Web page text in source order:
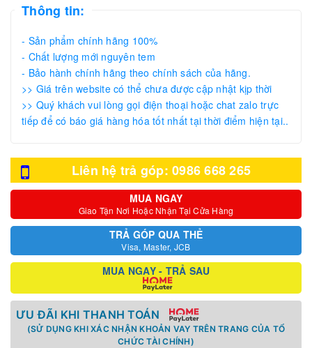
Thông tin:
- Sản phẩm chính hãng 100%
- Chất lượng mới nguyên tem
- Bảo hành chính hãng theo chính sách của hãng.
>> Giá trên website có thể chưa được cập nhật kịp thời
>> Quý khách vui lòng gọi điện thoại hoặc chat zalo trực
tiếp để có báo giá hàng hóa tốt nhất tại thời điểm hiện tại..
Liên hệ trả góp: 0986 668 265
MUA NGAY
Giao Tận Nơi Hoặc Nhận Tại Cửa Hàng
TRẢ GÓP QUA THẺ
Visa, Master, JCB
MUA NGAY - TRẢ SAU
ƯU ĐÃI KHI THANH TOÁN
(SỬ DỤNG KHI XÁC NHẬN KHOẢN VAY TRÊN TRANG CỦA TỔ
CHỨC TÀI CHÍNH)